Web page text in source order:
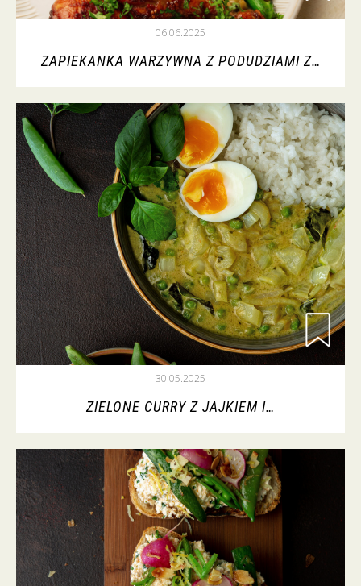
06.06.2025
ZAPIEKANKA WARZYWNA Z PODUDZIAMI Z…
30.05.2025
ZIELONE CURRY Z JAJKIEM I…